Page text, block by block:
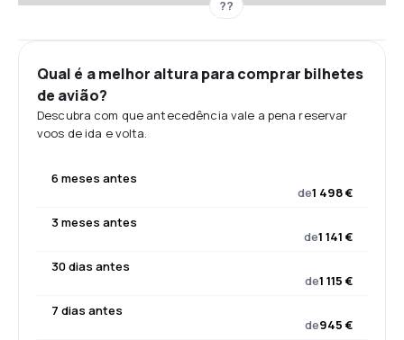
??
Qual é a melhor altura para comprar bilhetes
de avião?
Descubra com que antecedência vale a pena reservar
voos de ida e volta.
6 meses antes
de1 498 €
3 meses antes
de1 141 €
30 dias antes
de1 115 €
7 dias antes
de945 €